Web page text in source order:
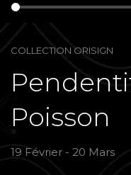
COLLECTION ORISIGN
Poisson
19 Février - 20 Mars